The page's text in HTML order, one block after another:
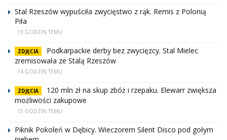
Stal Rzeszów wypuściła zwycięstwo z rąk. Remis z Polonią
Piła
13 GODZIN TEMU
ZDJĘCIA
Podkarpackie derby bez zwycięzcy. Stal Mielec
zremisowała ze Stalą Rzeszów
14 GODZIN TEMU
ZDJĘCIA
120 mln zł na skup zbóż i rzepaku. Elewarr zwiększa
możliwości zakupowe
15 GODZIN TEMU
Piknik Pokoleń w Dębicy. Wieczorem Silent Disco pod gołym